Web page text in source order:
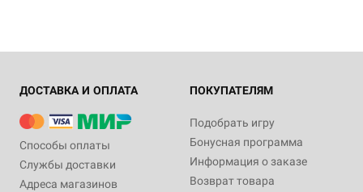
ДОСТАВКА И ОПЛАТА
Способы оплаты
Службы доставки
Адреса магазинов
ПОКУПАТЕЛЯМ
Подобрать игру
Бонусная программа
Информация о заказе
Возврат товара